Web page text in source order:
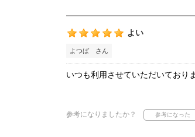
よい
よつば さん
いつも利用させていただいており
参考になりましたか？